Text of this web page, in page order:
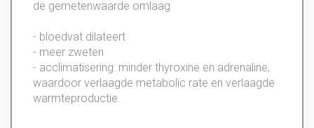
de gemetenwaarde omlaag
- bloedvat dilateert
- meer zweten
- acclimatisering: minder thyroxine en adrenaline,
waardoor verlaagde metabolic rate en verlaagde
warmteproductie.